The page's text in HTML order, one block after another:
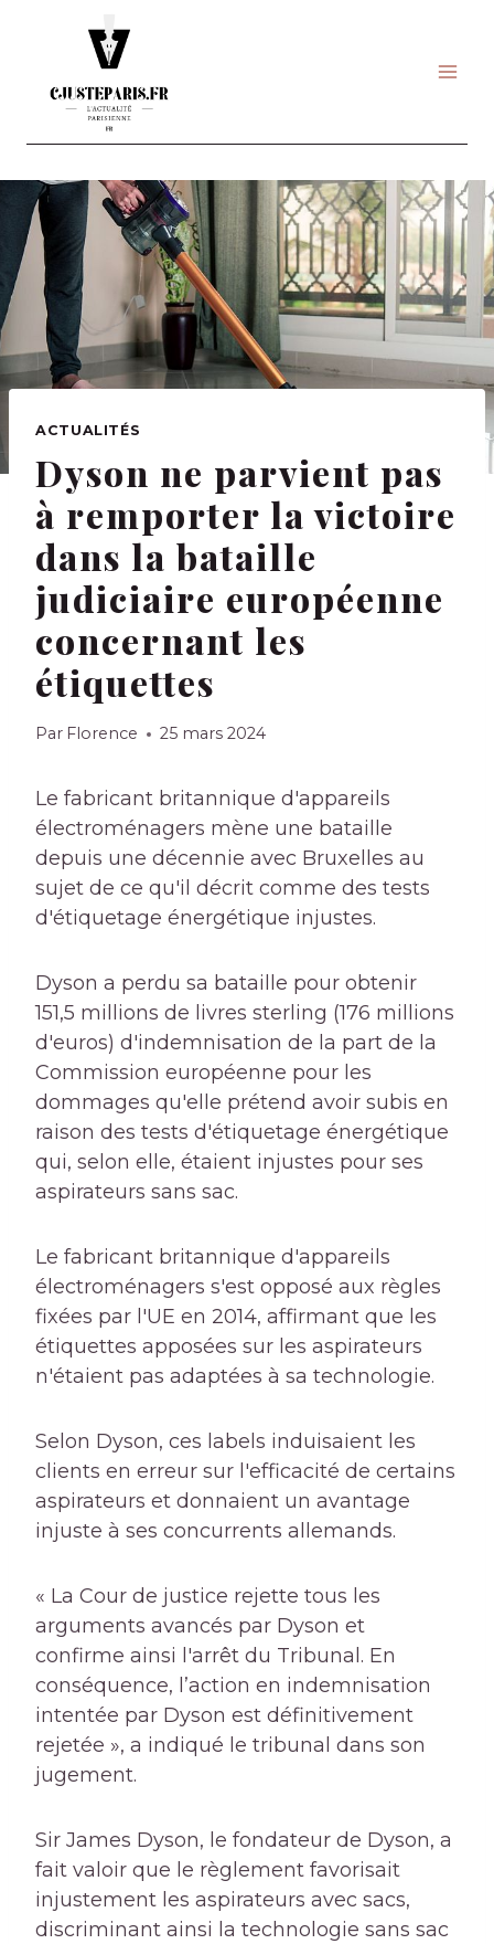
ACTUALITÉS
Dyson ne parvient pas
à remporter la victoire
dans la bataille
judiciaire européenne
concernant les
étiquettes
Par Florence 25 mars 2024
Le fabricant britannique d'appareils
électroménagers mène une bataille
depuis une décennie avec Bruxelles au
sujet de ce qu'il décrit comme des tests
d'étiquetage énergétique injustes.
Dyson a perdu sa bataille pour obtenir
151,5 millions de livres sterling (176 millions
d'euros) d'indemnisation de la part de la
Commission européenne pour les
dommages qu'elle prétend avoir subis en
raison des tests d'étiquetage énergétique
qui, selon elle, étaient injustes pour ses
aspirateurs sans sac.
Le fabricant britannique d'appareils
électroménagers s'est opposé aux règles
fixées par l'UE en 2014, affirmant que les
étiquettes apposées sur les aspirateurs
n'étaient pas adaptées à sa technologie.
Selon Dyson, ces labels induisaient les
clients en erreur sur l'efficacité de certains
aspirateurs et donnaient un avantage
injuste à ses concurrents allemands.
« La Cour de justice rejette tous les
arguments avancés par Dyson et
confirme ainsi l'arrêt du Tribunal. En
conséquence, l’action en indemnisation
intentée par Dyson est définitivement
rejetée », a indiqué le tribunal dans son
jugement.
Sir James Dyson, le fondateur de Dyson, a
fait valoir que le règlement favorisait
injustement les aspirateurs avec sacs,
discriminant ainsi la technologie sans sac